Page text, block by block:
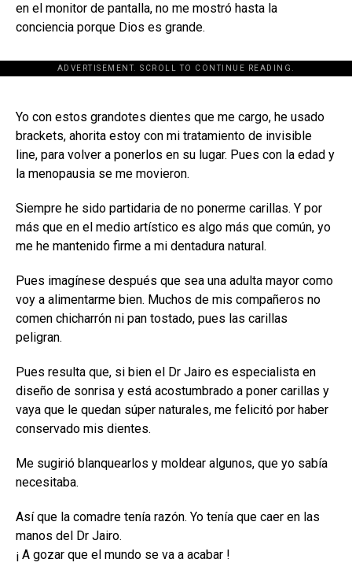
en el monitor de pantalla, no me mostró hasta la
conciencia porque Dios es grande.
ADVERTISEMENT. SCROLL TO CONTINUE READING.
[adsforwp id="243463"]
Yo con estos grandotes dientes que me cargo, he usado
brackets, ahorita estoy con mi tratamiento de invisible
line, para volver a ponerlos en su lugar. Pues con la edad y
la menopausia se me movieron.
Siempre he sido partidaria de no ponerme carillas. Y por
más que en el medio artístico es algo más que común, yo
me he mantenido firme a mi dentadura natural.
Pues imagínese después que sea una adulta mayor como
voy a alimentarme bien. Muchos de mis compañeros no
comen chicharrón ni pan tostado, pues las carillas
peligran.
Pues resulta que, si bien el Dr Jairo es especialista en
diseño de sonrisa y está acostumbrado a poner carillas y
vaya que le quedan súper naturales, me felicitó por haber
conservado mis dientes.
Me sugirió blanquearlos y moldear algunos, que yo sabía
necesitaba.
Así que la comadre tenía razón. Yo tenía que caer en las
manos del Dr Jairo.
¡ A gozar que el mundo se va a acabar !